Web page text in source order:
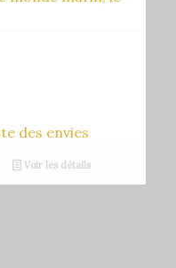
des envies
Voir les détails